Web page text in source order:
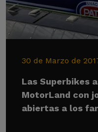
30 de Marzo de
Las Superbikes
MotorLand con
abiertas a los